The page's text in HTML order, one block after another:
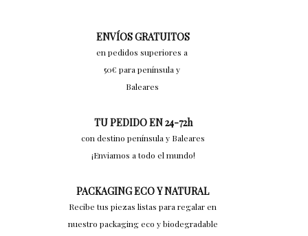
ENVÍOS GRATUITOS
en pedidos superiores a
50€ para península y
Baleares
TU PEDIDO EN 24-72h
con destino península y Baleares
¡Enviamos a todo el mundo!
PACKAGING ECO Y NATURAL
Recibe tus piezas listas para regalar en
nuestro packaging eco y biodegradable